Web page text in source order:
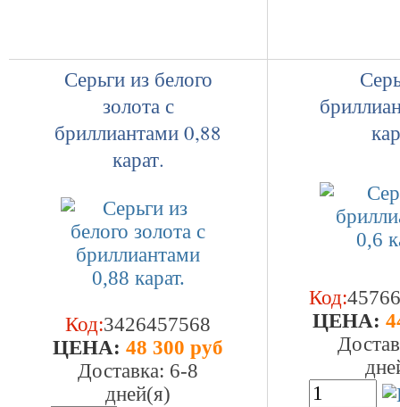
Серьги из белого
золота с
бриллиантами 0,88
карат.
Код:3426457568
ЦEHA: 48 300 руб
Доставка: 6-8
дней(я)
Код:
ЦEHA: